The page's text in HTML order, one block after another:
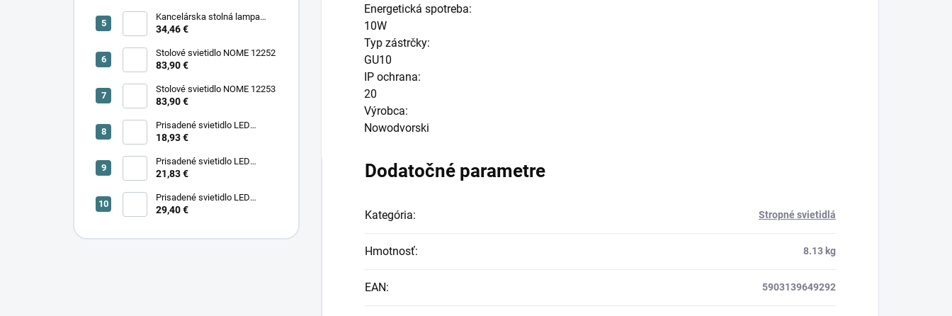
Kancelárska stolná lampa
PIXA KT-40-BE 90419
34,46 €
Stolové svietidlo NOME 12252
83,90 €
Stolové svietidlo NOME 12253
83,90 €
Prisadené svietidlo LED
18,93 €
Prisadené svietidlo LED
SONOR CCT UP 6W B 24365
21,83 €
Prisadené svietidlo LED
29,40 €
Energetická spotreba:
10W
Typ zástrčky:
GU10
IP ochrana:
20
Výrobca:
Nowodvorski
Dodatočné parametre
Kategória: Stropné svietidlá
Hmotnosť: 8.13 kg
EAN: 5903139649292